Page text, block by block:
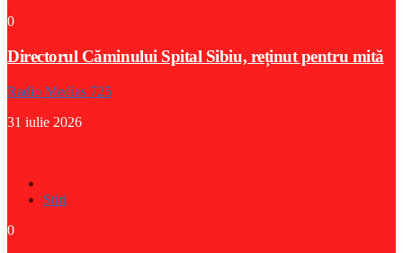
0
Directorul Căminului Spital Sibiu, reținut pentru mită
Radio Medias 725
31 iulie 2026
Stiri
0